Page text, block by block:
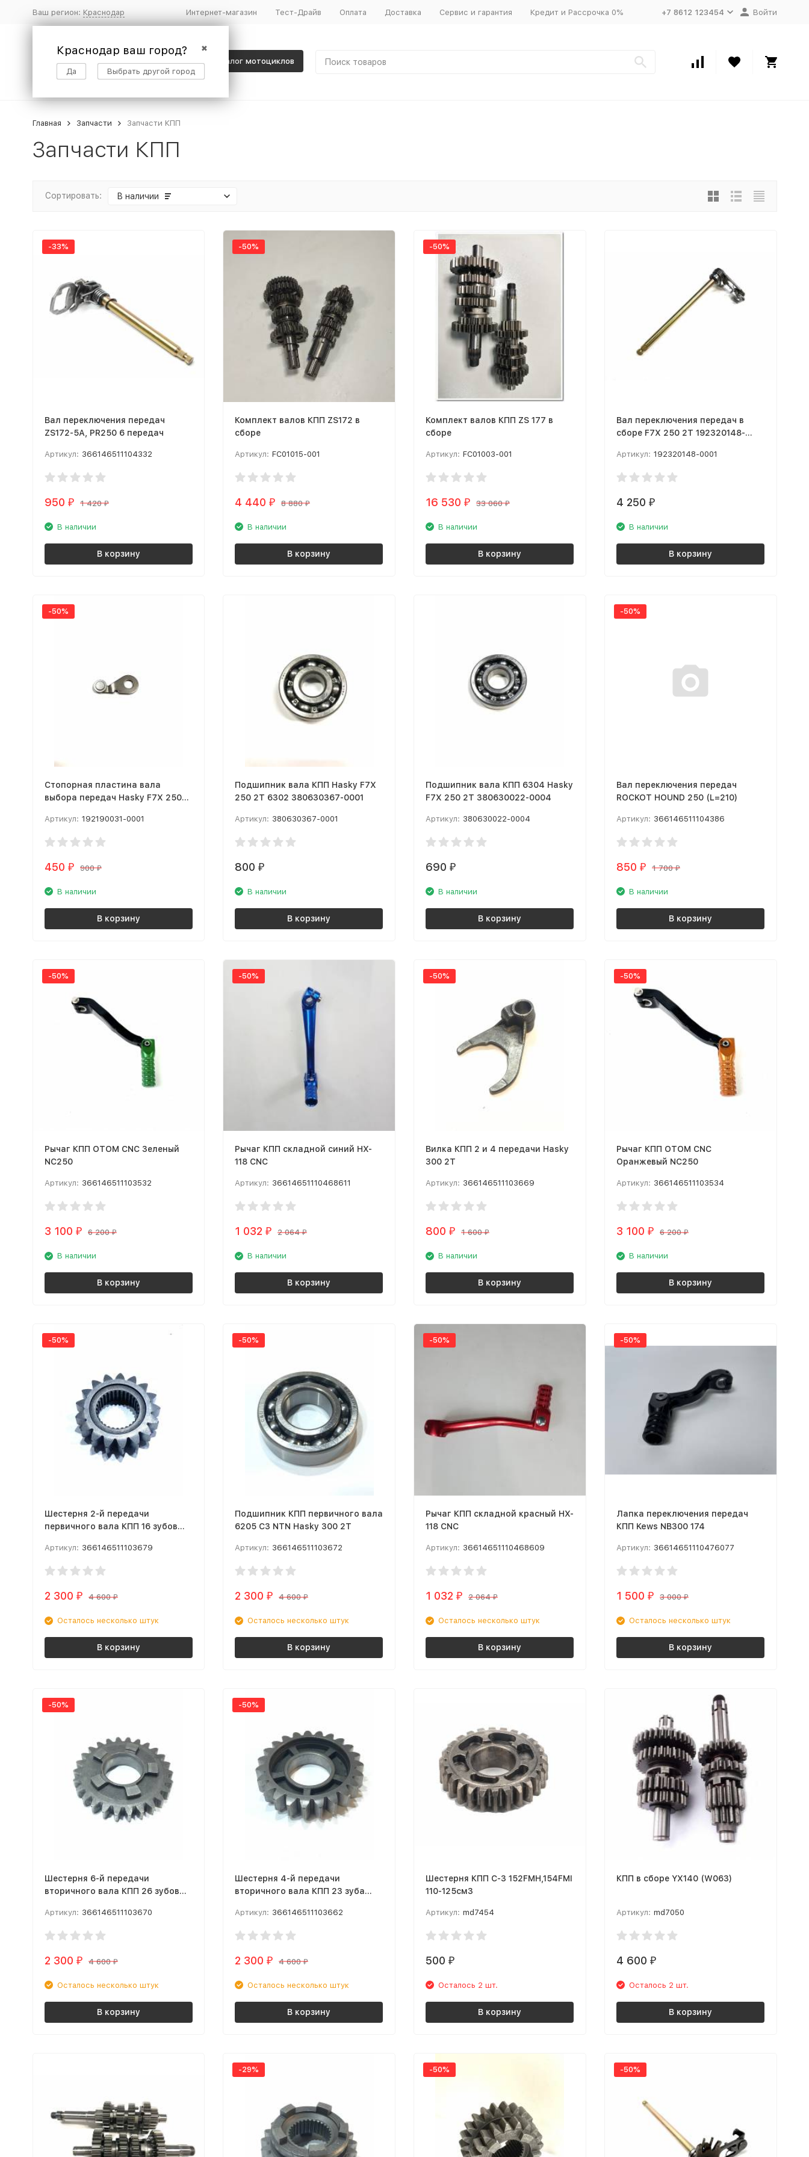
Ваш регион: Краснодар
✖
Краснодар ваш город?
Да Выбрать другой город
Интернет-магазин Тест-Драйв Оплата Доставка Сервис и гарантия Кредит и Рассрочка 0% +7 8612 123454 Войти
Каталог мотоциклов
Главная Запчасти Запчасти КПП
Запчасти КПП
Сортировать: В наличии
-33%
Вал переключения передач
ZS172-5А, PR250 6 передач
Артикул: 366146511104332
950 ₽ 1 420₽
В наличии
В корзину
-50%
Комплект валов КПП ZS172 в
сборе
Артикул: FC01015-001
4 440₽ 8 880₽
В наличии
В корзину
-50%
Комплект валов КПП ZS 177 в
сборе
Артикул: FC01003-001
16 530 ₽ 33 060₽
В наличии
В корзину
Вал переключения передач в
сборе F7X 250 2T 192320148-
Артикул: 192320148-0001
4 250 ₽
В наличии
В корзину
-50%
Стопорная пластина вала
выбора передач Hasky F7X 250
Артикул: 192190031-0001
450 ₽ 900₽
В наличии
В корзину
Подшипник вала КПП Hasky F7X
250 2T 6302 380630367-0001
Артикул: 380630367-0001
800₽
В наличии
В корзину
Подшипник вала КПП 6304 Hasky
F7X 250 2T 380630022-0004
Артикул: 380630022-0004
690 ₽
В наличии
В корзину
-50%
Вал переключения передач
ROCKOT HOUND 250 (L=210)
Артикул: 366146511104386
850 ₽ 1 700₽
В наличии
В корзину
-50%
Рычаг КПП OTOM CNC Зеленый
NC250
Артикул: 366146511103532
3 100 ₽ 6 200₽
В наличии
В корзину
-50%
Рычаг КПП складной синий HX-
118 CNC
Артикул: 36614651110468611
1 032₽ 2 064₽
В наличии
В корзину
-50%
Вилка КПП 2 и 4 передачи Hasky
300 2T
Артикул: 366146511103669
800 ₽ 1 600₽
В наличии
В корзину
-50%
Рычаг КПП OTOM CNC
Оранжевый NC250
Артикул: 366146511103534
3 100 ₽ 6 200₽
В наличии
В корзину
-50%
Шестерня 2-й передачи
первичного вала КПП 16 зубов
Артикул: 366146511103679
2 300 ₽ 4 600₽
Осталось несколько штук
В корзину
-50%
Подшипник КПП первичного вала
6205 C3 NTN Hasky 300 2T
Артикул: 366146511103672
2 300₽ 4 600₽
Осталось несколько штук
В корзину
-50%
Рычаг КПП складной красный HX-
118 CNC
Артикул: 36614651110468609
1 032 ₽ 2 064₽
Осталось несколько штук
В корзину
-50%
Лапка переключения передач
КПП Kews NB300 174
Артикул: 36614651110476077
1 500 ₽ 3 000₽
Осталось несколько штук
В корзину
-50%
Шестерня 6-й передачи
вторичного вала КПП 26 зубов
Артикул: 366146511103670
2 300 ₽ 4 600₽
Осталось несколько штук
В корзину
-50%
Шестерня 4-й передачи
вторичного вала КПП 23 зуба
Артикул: 366146511103662
2 300₽ 4 600₽
Осталось несколько штук
В корзину
Шестерня КПП C-3 152FMH,154FMI
110-125см3
Артикул: md7454
500 ₽
Осталось 2 шт.
В корзину
КПП в сборе YX140 (W063)
Артикул: md7050
4 600 ₽
Осталось 2 шт.
В корзину
-29% -50% -50%